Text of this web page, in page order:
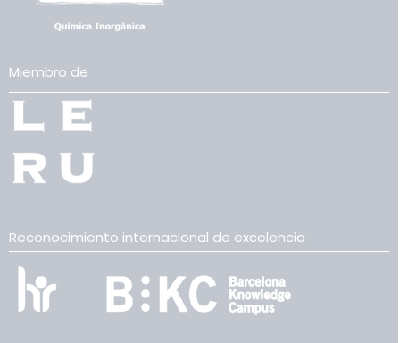
Miembro de
Reconocimiento internacional de excelencia